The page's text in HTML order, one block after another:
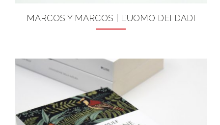
MARCOS Y MARCOS | L'UOMO DEI DADI